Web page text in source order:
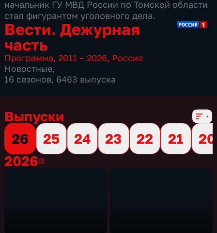
начальник ГУ МВД России по Томской области
стал фигурантом уголовного дела.
Вести. Дежурная
часть
Программа,2011 – 2026, Россия
Новостные,
16 сезонов, 6463 выпуска
Выпуски
26
25 24 23 22 21
20
20262026